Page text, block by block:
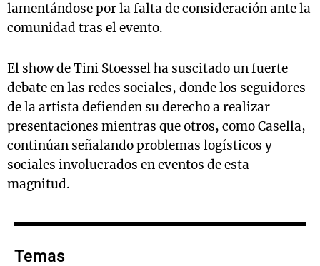
lamentándose por la falta de consideración ante la
comunidad tras el evento.
El show de Tini Stoessel ha suscitado un fuerte
debate en las redes sociales, donde los seguidores
de la artista defienden su derecho a realizar
presentaciones mientras que otros, como Casella,
continúan señalando problemas logísticos y
sociales involucrados en eventos de esta
magnitud.
Temas